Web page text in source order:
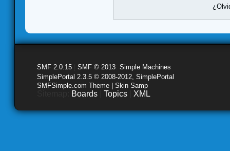
SMF 2.0.15 SMF © 2013 Simple Machines
SimplePortal 2.3.5 © 2008-2012, SimplePortal
SMFSimple.com Theme | Skin Samp
Boards Topics XML